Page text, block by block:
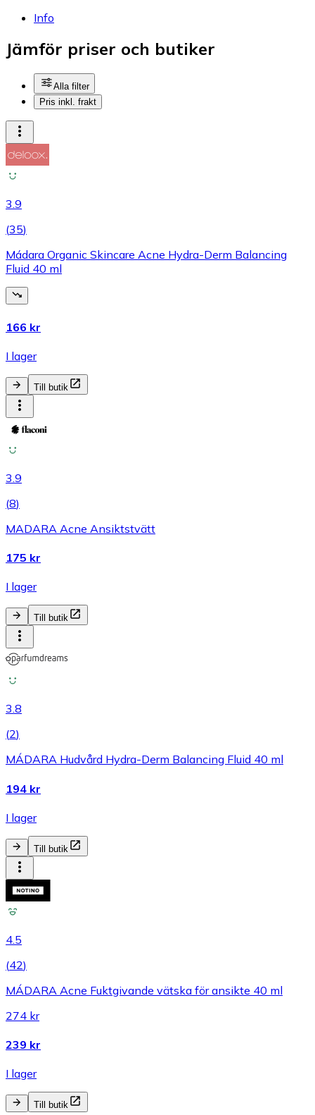
Info
Jämför priser och butiker
Alla filter
Pris inkl. frakt
3.9
(35)
Mádara Organic Skincare Acne Hydra-Derm Balancing
Fluid 40 ml
166 kr
I lager
Till butik
3.9
(8)
MADARA Acne Ansiktstvätt
175 kr
I lager
Till butik
3.8
(2)
MÁDARA Hudvård Hydra-Derm Balancing Fluid 40 ml
194 kr
I lager
Till butik
4.5
(42)
MÁDARA Acne Fuktgivande vätska för ansikte 40 ml
274 kr
239 kr
I lager
Till butik